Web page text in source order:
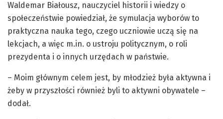
Waldemar Białousz, nauczyciel historii i wiedzy o
społeczeństwie powiedział, że symulacja wyborów to
praktyczna nauka tego, czego uczniowie uczą się na
lekcjach, a więc m.in. o ustroju politycznym, o roli
prezydenta i o innych urzędach w państwie.
– Moim głównym celem jest, by młodzież była aktywna i
żeby w przyszłości również byli to aktywni obywatele –
dodał.